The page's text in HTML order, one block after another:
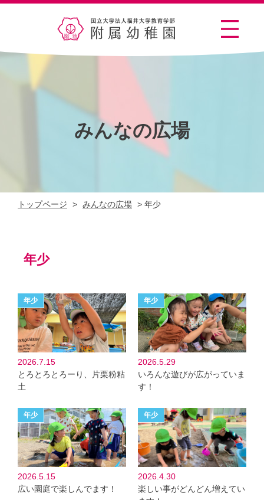
みんなの広場
トップページ > みんなの広場 > 年少
年少
2026.7.15
とろとろとろーり、片栗粉粘
土
2026.5.29
いろんな遊びが広がっていま
す！
2026.5.15
広い園庭で楽しんでます！
2026.4.30
楽しい事がどんどん増えてい